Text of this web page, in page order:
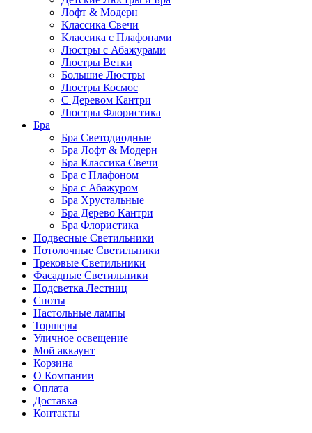
Лофт & Модерн
Классика Свечи
Классика с Плафонами
Люстры с Абажурами
Люстры Ветки
Большие Люстры
Люстры Космос
С Деревом Кантри
Люстры Флористика
Бра
Бра Светодиодные
Бра Лофт & Модерн
Бра Классика Свечи
Бра с Плафоном
Бра с Абажуром
Бра Хрустальные
Бра Дерево Кантри
Бра Флористика
Подвесные Светильники
Потолочные Светильники
Трековые Светильники
Фасадные Светильники
Подсветка Лестниц
Споты
Настольные лампы
Торшеры
Уличное освещение
Мой аккаунт
Корзина
О Компании
Оплата
Доставка
Контакты